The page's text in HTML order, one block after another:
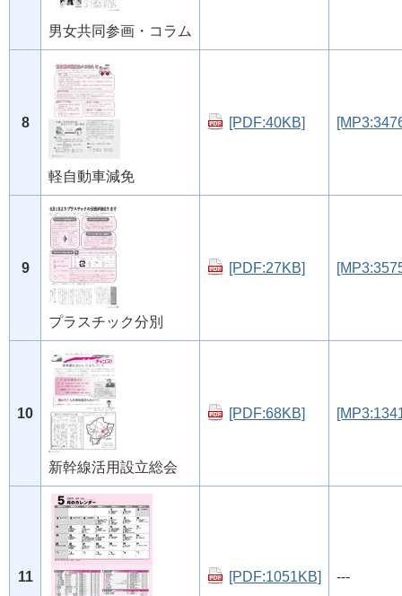
男女共同参画・コラム
8
軽自動車減免
[PDF:40KB]
9
プラスチック分別
[PDF:27KB]
10
新幹線活用設立総会
[PDF:68KB]
11 [PDF:1051KB] ---